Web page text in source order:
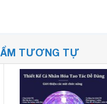
TƯƠNG TỰ